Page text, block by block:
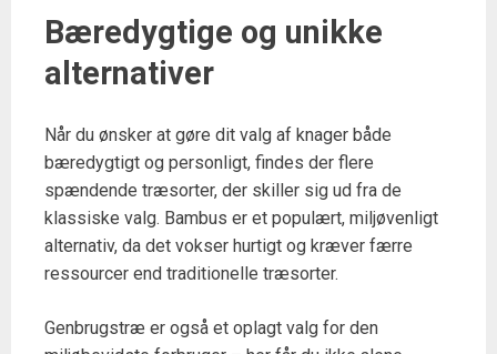
Bæredygtige og unikke
alternativer
Når du ønsker at gøre dit valg af knager både
bæredygtigt og personligt, findes der flere
spændende træsorter, der skiller sig ud fra de
klassiske valg. Bambus er et populært, miljøvenligt
alternativ, da det vokser hurtigt og kræver færre
ressourcer end traditionelle træsorter.
Genbrugstræ er også et oplagt valg for den